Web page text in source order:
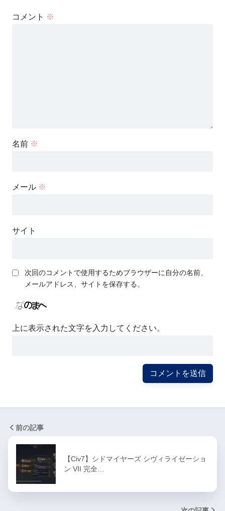
コメント ※
名前 ※
メール ※
サイト
次回のコメントで使用するためブラウザーに自分の名前、
メールアドレス、サイトを保存する。
上に表示された文字を入力してください。
前の記事
【Civ7】シドマイヤーズ シヴィライゼーショ
ン VII 完全…